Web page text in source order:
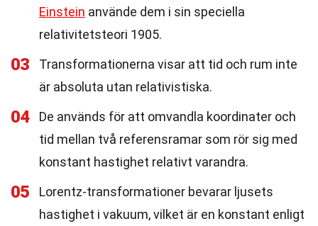
Einstein använde dem i sin speciella
relativitetsteori 1905.
03
Transformationerna visar att tid och rum inte
är absoluta utan relativistiska.
04
De används för att omvandla koordinater och
tid mellan två referensramar som rör sig med
konstant hastighet relativt varandra.
05
Lorentz-transformationer bevarar ljusets
hastighet i vakuum, vilket är en konstant enligt